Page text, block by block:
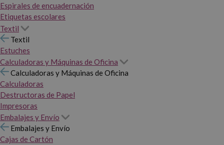
Espirales de encuadernación
Etiquetas escolares
Textil
Textil
Estuches
Calculadoras y Máquinas de Oficina
Calculadoras y Máquinas de Oficina
Calculadoras
Destructoras de Papel
Impresoras
Embalajes y Envío
Embalajes y Envío
Cajas de Cartón